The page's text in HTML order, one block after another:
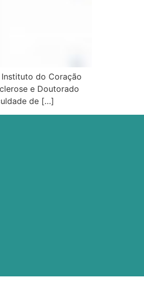
do Coração
e Doutorado
de […]